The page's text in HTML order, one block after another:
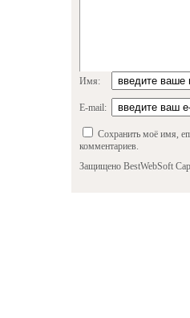
Имя:
E-mail:
Сохранить моё имя,
комментариев.
Защищено BestWebSoft